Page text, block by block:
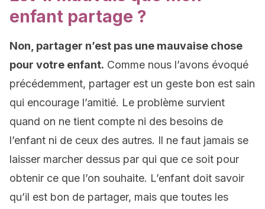
enfant partage ?
Non, partager n’est pas une mauvaise chose
pour votre enfant. Comme nous l’avons évoqué
précédemment, partager est un geste bon est sain
qui encourage l’amitié. Le problème survient
quand on ne tient compte ni des besoins de
l’enfant ni de ceux des autres. Il ne faut jamais se
laisser marcher dessus par qui que ce soit pour
obtenir ce que l’on souhaite. L’enfant doit savoir
qu’il est bon de partager, mais que toutes les